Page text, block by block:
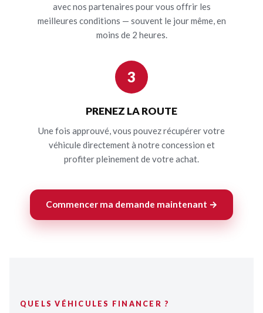
avec nos partenaires pour vous offrir les
meilleures conditions — souvent le jour même, en
moins de 2 heures.
3
PRENEZ LA ROUTE
Une fois approuvé, vous pouvez récupérer votre
véhicule directement à notre concession et
profiter pleinement de votre achat.
Commencer ma demande maintenant →
QUELS VÉHICULES FINANCER ?